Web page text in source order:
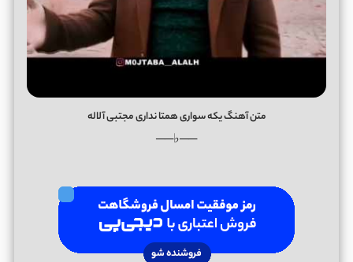
متن آهنگ یکه سواری همتا نداری مجتبی آلاله
──♭──